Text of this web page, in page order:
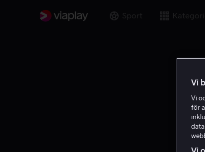
Sport
Vi
Vi
för